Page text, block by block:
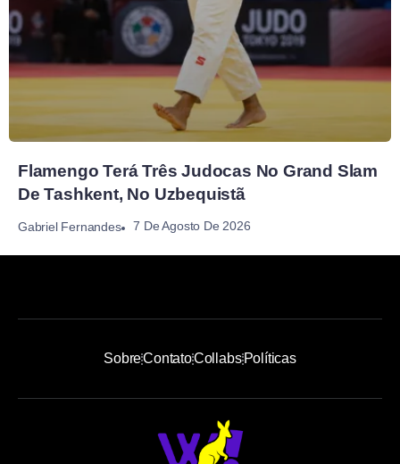
Flamengo Terá Três Judocas No Grand Slam
De Tashkent, No Uzbequistã
Gabriel Fernandes 7 De Agosto De 2026
SobreContatoCollabsPolíticas